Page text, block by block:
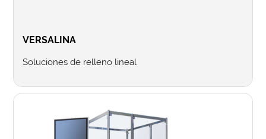
VERSALINA
Soluciones de relleno lineal